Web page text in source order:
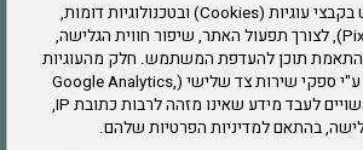
אתר זה עושה שימוש בקבצי עוגיות (Cookies) ובטכנולוגיות דומות,
לרבות פיקסלים (Pixels), לצורך תפעול האתר, שיפור חווית הגלישה,
והתאמת תוכן להעדפת המשתמש. חלק מהעוגיות
והפיקסלים מופעלים ע"י ספקי שירות צד שלישי (Google Analytics,
Meta Pixel וכו'), שעשויים לעבד מידע שאינו מזהה לרבות כתובת IP,
בהתאם למדיניות הפרטיות שלהם.
אתר צה"ל